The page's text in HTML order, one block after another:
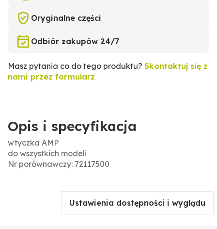
Oryginalne części
Odbiór zakupów 24/7
Masz pytania co do tego produktu? Skontaktuj się z
nami przez formularz
Opis i specyfikacja
wtyczka AMP
do wszystkich modeli
Nr porównawczy: 72117500
Ustawienia dostępności i wyglądu